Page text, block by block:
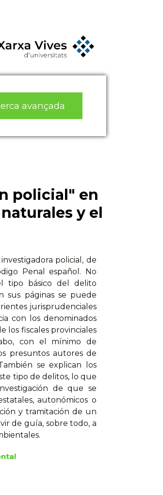
avançada
policial" en
y el
policial, de
Penal español. No
tipo básico del delito
sus páginas se puede
jurisprudenciales
con los denominados
los fiscales provinciales
con el mínimo de
presuntos autores de
se explican los
tipo de delitos, lo que
de que se
autonómicos o
y tramitación de un
de guía, sobre todo, a